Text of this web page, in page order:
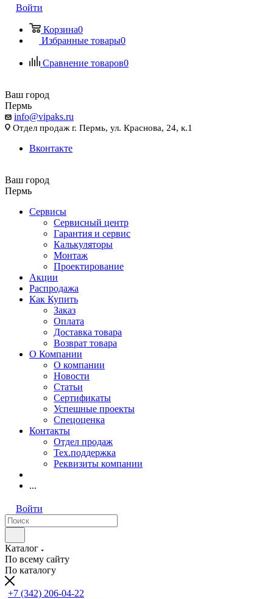
Войти
Корзина0
Избранные товары0
Сравнение товаров0
Ваш город
Пермь
info@vipaks.ru
Отдел продаж г. Пермь, ул. Краснова, 24, к.1
Вконтакте
Ваш город
Пермь
Сервисы
Сервисный центр
Гарантия и сервис
Калькуляторы
Монтаж
Проектирование
Акции
Распродажа
Как Купить
Заказ
Оплата
Доставка товара
Возврат товара
О Компании
О компании
Новости
Статьи
Сертификаты
Успешные проекты
Спецоценка
Контакты
Отдел продаж
Тех.поддержка
Реквизиты компании
...
Войти
Каталог
По всему сайту
По каталогу
+7 (342) 206-04-22